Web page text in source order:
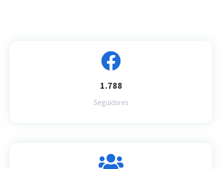
1.788
Seguidores